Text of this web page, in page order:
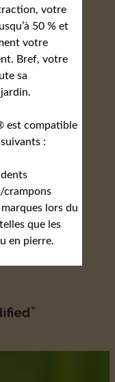
votre
50 % et
votre
Bref, votre
sa
est compatible
:
crampons
lors du
que les
en pierre.